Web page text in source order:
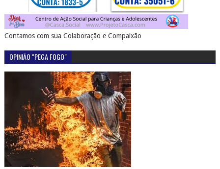
Contamos com sua Colaboração e Compaixão
OPINIÃO "PEGA FOGO"